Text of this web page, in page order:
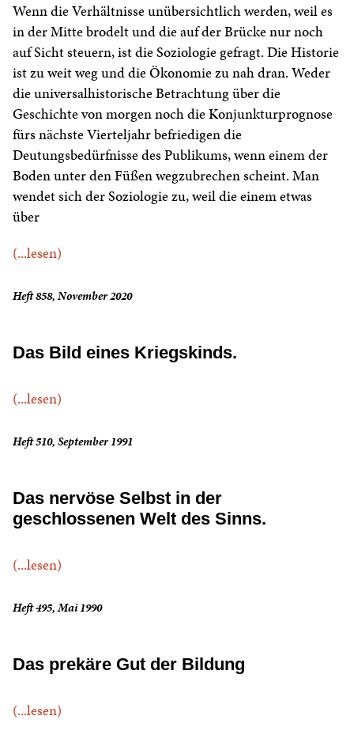
Wenn die Verhältnisse unübersichtlich werden, weil es
in der Mitte brodelt und die auf der Brücke nur noch
auf Sicht steuern, ist die Soziologie gefragt. Die Historie
ist zu weit weg und die Ökonomie zu nah dran. Weder
die universalhistorische Betrachtung über die
Geschichte von morgen noch die Konjunkturprognose
fürs nächste Vierteljahr befriedigen die
Deutungsbedürfnisse des Publikums, wenn einem der
Boden unter den Füßen wegzubrechen scheint. Man
wendet sich der Soziologie zu, weil die einem etwas
über
(...lesen)
Heft 858, November 2020
Das Bild eines Kriegskinds.
(...lesen)
Heft 510, September 1991
Das nervöse Selbst in der
geschlossenen Welt des Sinns.
(...lesen)
Heft 495, Mai 1990
Das prekäre Gut der Bildung
(...lesen)